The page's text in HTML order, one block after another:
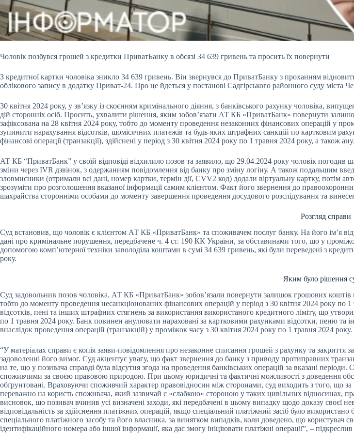
Чоловік позбувся грошей з кредитки ПриватБанку в обсязі 34 639 гривень та просить їх повернути
З кредитної картки чоловіка зникло 34 639 гривень. Він звернувся до ПриватБанку з проханням
облікового запису в додатку Приват-24. Про це йдеться у постанові Садгірського районного суду міста
30 квітня 2024 року, у зв’язку із скоєнням кримінального діяння, з банківського рахунку чоловіка,
дій сторонніх осіб. Просить, ухвалити рішення, яким зобов’язати АТ КБ «ПриватБанк» повернути
зафіксована на 28 квітня 2024 року, тобто до моменту проведення незаконних фінансових операцій у
зупинити нарахування відсотків, щомісячних платежів та будь-яких штрафних санкцій по картковим
фінансові операції (транзакції), здійснені у період з 30 квітня 2024 року по 1 травня 2024 року, а також
АТ КБ “ПриватБанк” у своїй відповіді відхилило позов та заявило, що 29.04.2024 року чоловік погодив
зміни через IVR дзвінок, з одержанням повідомлення від банку про зміну логіну. А також подальшим
зловмисники (отримали всі дані, номер картки, термін дії, CVV2 код) додали віртуальну картку, потім
зрозуміти про розголошення вказаної інформації самим клієнтом. Факт його звернення до
шахрайства сторонніми особами до моменту завершення проведення досудового розслідування та
Розгляд справи
Суд встановив, що чоловік є клієнтом АТ КБ «ПриватБанк» та споживачем послуг банку. На його ім’я
дані про кримінальне порушення, передбачене ч. 4 ст. 190 КК України, за обставинами того, що у
допомогою комп’ютерної техніки заволоділа коштами в сумі 34 639 гривень, які були переведені з
року.
Яким було рішення
Суд задовольнив позов чоловіка. АТ КБ «ПриватБанк» зобов’язали повернути залишок грошових коштів
тобто до моменту проведення несанкціонованих фінансових операцій у період з 30 квітня 2024 року
відсотків, пені та інших штрафних стягнень за використання використаного кредитного ліміту, що
по 1 травня 2024 року. Банк повинен анулювати нараховані за картковими рахунками відсотки, пеню та
внаслідок проведення операцій (транзакцій) у проміжок часу з 30 квітня 2024 року по 1 травня 2024 року.
“У матеріалах справи є копія заяви-повідомлення про незаконне списання грошей з рахунку та закриття
задоволенні його вимог. Суд акцентує увагу, що факт звернення до банку з приводу протиправних
на те, що у позивача справді була відсутня згода на проведення банківських операцій за вказані
споживчими за своєю правовою природою. При цьому юридичні та фактичні можливості з доведення
обґрунтовані. Враховуючи споживчий характер правовідносин між сторонами, суд виходить з того, що
переважно на користь споживача, який зазвичай є «слабкою» стороною у таких цивільних відносинах,
висновок, що позивач вчинив усі визначені заходи, які передбачені в цьому випадку щодо доказу своєї
відповідальність за здійснення платіжних операцій, якщо спеціальний платіжний засіб було
спеціального платіжного засобу та його власника, за винятком випадків, коли доведено, що користувач
ідентифікаційного номера або іншої інформації, яка дає змогу ініціювати платіжні операції”, – підкреслив